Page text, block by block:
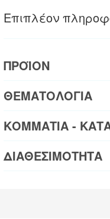
Επιπλέον
ΠΡΟΪΟΝ
ΘΕΜΑΤΟΛΟΓΙΑ
ΚΟΜΜΑΤΙΑ -
ΔΙΑΘΕΣΙΜΟΤΗΤΑ